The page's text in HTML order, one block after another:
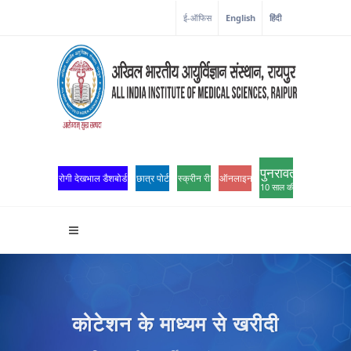
ई-ऑफिस English हिंदी
रोगी देखभाल डैशबोर्ड छात्र पोर्टल स्क्रीन रीडर एक्सेसऑनलाइन ओपीडी पंजीकरण
पुनरावर्तन
10 साल की उत्कृष्टता
कोटेशन के माध्यम से खरीदी